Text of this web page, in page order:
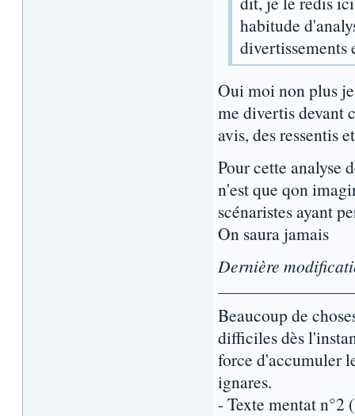
habitude
divertissements
Oui moi non plus
me divertis devant
avis, des ressentis
Pour cette analyse
n'est que qon
scénaristes ayant
On saura jamais
Dernière
Beaucoup de
difficiles dès
force d'accumuler
ignares.
- Texte mentat n°2